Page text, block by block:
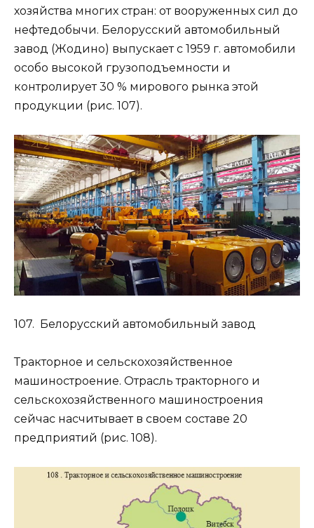
хозяйства многих стран: от вооруженных сил до
нефтедобычи. Белорусский автомобильный
завод (Жодино) выпускает с 1959 г. автомобили
особо высокой грузоподъемности и
контролирует 30 % мирового рынка этой
продукции (рис. 107).
107. Белорусский автомобильный завод
Тракторное и сельскохозяйственное
машиностроение. Отрасль тракторного и
сельскохозяйственного машиностроения
сейчас насчитывает в своем составе 20
предприятий (рис. 108).